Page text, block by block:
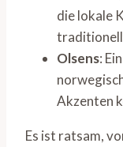
die lokale
Olsens:
Akzenten
Es ist ratsam,